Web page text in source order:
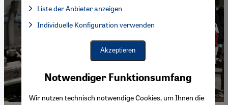
Notwendiger Funktionsumfang
Wir nutzen technisch notwendige Cookies, um Ihnen die
Liste der Anbieter anzeigen
Facebook Embed / Facebook Connect, Google Maps Embed,
Facebook Embed / Facebook Connect
Google Maps Embed
Individuelle Konfiguration verwenden
Akzeptieren